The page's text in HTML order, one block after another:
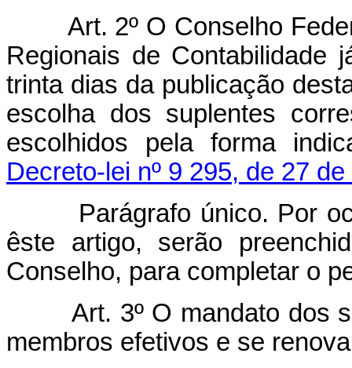
Art. 2º O Conselho
Regionais de Contabilidade
trinta dias da publicação
escolha dos suplentes
escolhidos pela forma
Decreto-lei nº 9 295, de 27
Parágrafo único. Por
êste artigo, serão
Conselho, para completar o
Art. 3º O mandato dos
membros efetivos e se